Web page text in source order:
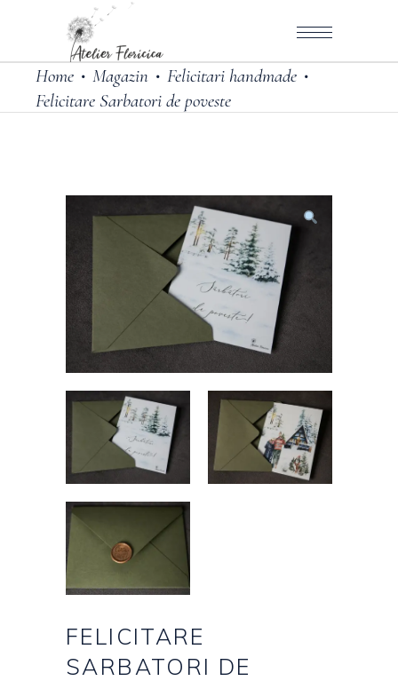
Home • Magazin • Felicitari handmade •
Felicitare Sarbatori de poveste
FELICITARE
SARBATORI DE